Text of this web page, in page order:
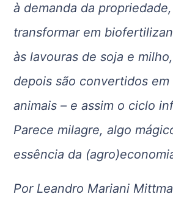
à demanda da
transformar em
às lavouras de soja e
depois são convertidos em
animais – e assim o ciclo
Parece milagre, algo
essência da
Por Leandro Mariani